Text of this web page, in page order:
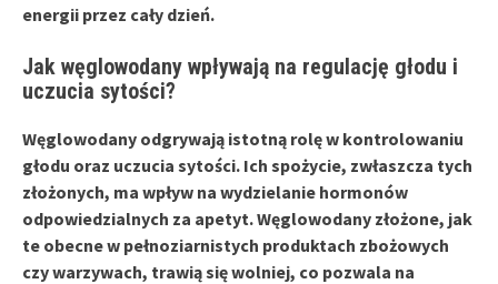
energii przez cały dzień.
Jak węglowodany wpływają na regulację głodu i
uczucia sytości?
Węglowodany odgrywają istotną rolę w kontrolowaniu
głodu oraz uczucia sytości. Ich spożycie, zwłaszcza tych
złożonych, ma wpływ na wydzielanie hormonów
odpowiedzialnych za apetyt.Węglowodany złożone, jak
te obecne w pełnoziarnistych produktach zbożowych
czywarzywach, trawią się wolniej, co pozwala na